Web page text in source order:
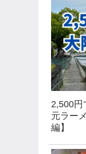
2,500円
元ラー
編】